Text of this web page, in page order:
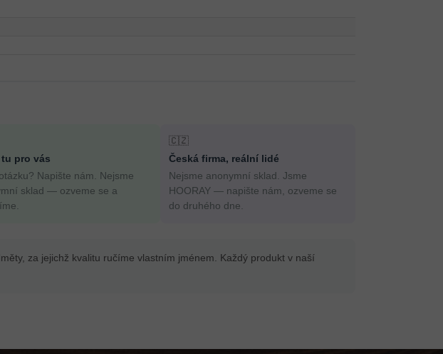
pro vás
Napište nám. Nejsme
sklad — ozveme se a
🇨🇿
Česká firma, reální lidé
Nejsme anonymní sklad. Jsme
HOORAY — napište nám, ozveme se
do druhého dne.
za jejichž kvalitu ručíme vlastním jménem. Každý produkt v naší